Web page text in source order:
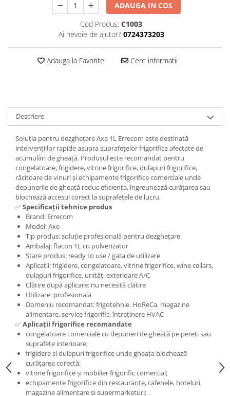
ADAUGA IN COS
Cod Produs: C1003
Ai nevoie de ajutor? 0724373203
Adauga la Favorite Cere informatii
Descriere
Soluția pentru dezghețare Axe 1L Errecom este destinată
intervențiilor rapide asupra suprafețelor frigorifice afectate de
acumulări de gheață. Produsul este recomandat pentru
congelatoare, frigidere, vitrine frigorifice, dulapuri frigorifice,
răcitoare de vinuri și echipamente frigorifice comerciale unde
depunerile de gheață reduc eficiența, îngreunează curățarea sau
blochează accesul corect la suprafețele de lucru.
✅Specificații tehnice produs
Brand: Errecom
Model: Axe
Tip produs: soluție profesională pentru dezghețare
Ambalaj: flacon 1L cu pulverizator
Stare produs: ready to use / gata de utilizare
Aplicații: frigidere, congelatoare, vitrine frigorifice, wine cellars,
dulapuri frigorifice, unități exterioare A/C
Clătire după aplicare: nu necesită clătire
Utilizare: profesională
Domeniu recomandat: frigotehnie, HoReCa, magazine
alimentare, service frigorific, întreținere HVAC
✅Aplicații frigorifice recomandate
congelatoare comerciale cu depuneri de gheață pe pereți sau
suprafețe interioare;
frigidere și dulapuri frigorifice unde gheața blochează
curățarea corectă;
vitrine frigorifice și mobilier frigorific comercial;
echipamente frigorifice din restaurante, cafenele, hoteluri,
magazine alimentare și supermarketuri;